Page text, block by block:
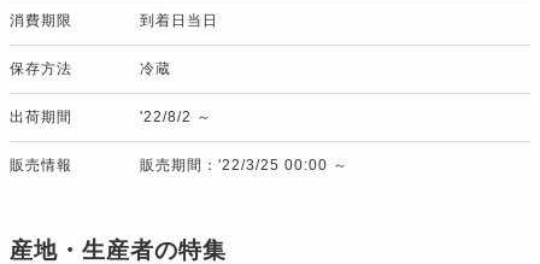
消費期限 到着日当日
保存方法 冷蔵
出荷期間 '22/8/2 ～
販売情報 販売期間：'22/3/25 00:00 ～
産地・生産者の特集